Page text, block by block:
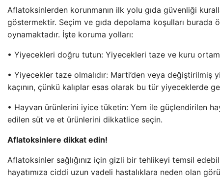
Aflatoksinlerden korunmanın ilk yolu gıda güvenliği
göstermektir. Seçim ve gıda depolama koşulları burada
oynamaktadır. İşte koruma yolları:
• Yiyecekleri doğru tutun: Yiyecekleri taze ve kuru
• Yiyecekler taze olmalıdır: Marti’den veya değiştirilmiş
kaçının, çünkü kalıplar esas olarak bu tür yiyeceklerde
• Hayvan ürünlerini iyice tüketin: Yem ile güçlendirilen
edilen süt ve et ürünlerini dikkatlice seçin.
Aflatoksinlere dikkat edin!
Aflatoksinler sağlığınız için gizli bir tehlikeyi temsil
hayatımıza ciddi uzun vadeli hastalıklara neden olan